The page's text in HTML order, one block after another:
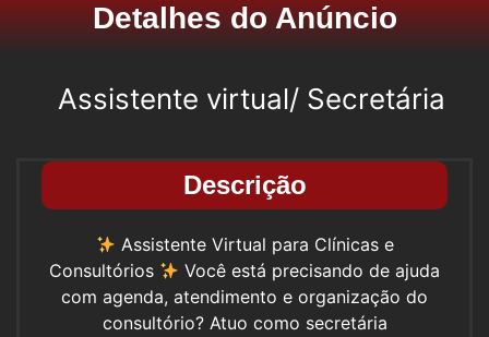
Detalhes do Anúncio
Assistente virtual/ Secretária
Descrição
Assistente Virtual para Clínicas e
Consultórios
Você está precisando de ajuda
com agenda, atendimento e organização do
consultório? Atuo como secretária